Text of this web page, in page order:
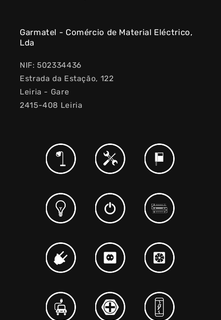
Garmatel - Comércio de Material Eléctrico,
Lda
NIF: 502334436
Estrada da Estação, 122
Leiria - Gare
2415-408 Leiria